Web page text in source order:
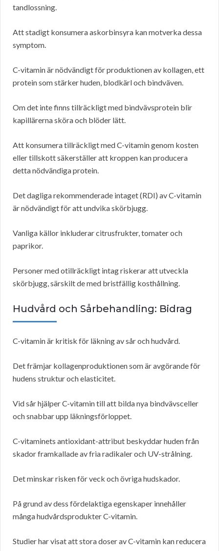
tandlossning.
Att stadigt konsumera askorbinsyra kan motverka dessa
symptom.
C-vitamin är nödvändigt för produktionen av kollagen, ett
protein som stärker huden, blodkärl och bindväven.
Om det inte finns tillräckligt med bindvävsprotein blir
kapillärerna sköra och blöder lätt.
Att konsumera tillräckligt med C-vitamin genom kosten
eller tillskott säkerställer att kroppen kan producera
detta nödvändiga protein.
Det dagliga rekommenderade intaget (RDI) av C-vitamin
är nödvändigt för att undvika skörbjugg.
Vanliga källor inkluderar citrusfrukter, tomater och
paprikor.
Personer med otillräckligt intag riskerar att utveckla
skörbjugg, särskilt de med bristfällig kosthållning.
Hudvård och Sårbehandling: Bidrag
C-vitamin är kritisk för läkning av sår och hudvård.
Det främjar kollagenproduktionen som är avgörande för
hudens struktur och elasticitet.
Vid sår hjälper C-vitamin till att bilda nya bindvävsceller
och snabbar upp läkningsförloppet.
C-vitaminets antioxidant-attribut beskyddar huden från
skador framkallade av fria radikaler och UV-strålning.
Det minskar risken för veck och övriga hudskador.
På grund av dess fördelaktiga egenskaper innehåller
många hudvårdsprodukter C-vitamin.
Studier har visat att stora doser av C-vitamin kan reducera